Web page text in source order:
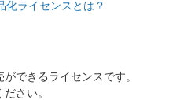
化ライセンスとは？
できるライセンスです。
さい。